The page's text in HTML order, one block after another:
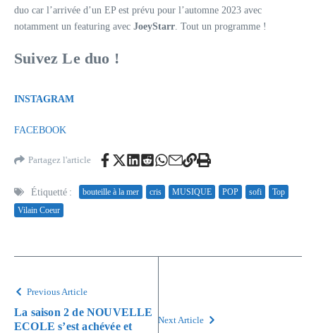
duo car l’arrivée d’un EP est prévu pour l’automne 2023 avec
notamment un featuring avec JoeyStarr . Tout un programme !
Suivez Le duo !
INSTAGRAM
FACEBOOK
Partagez l'article
Étiquetté : bouteille à la mer cris MUSIQUE POP sofi
Top
Vilain Coeur
Previous Article
La saison 2 de NOUVELLE
ECOLE s’est achévée et
Next Article